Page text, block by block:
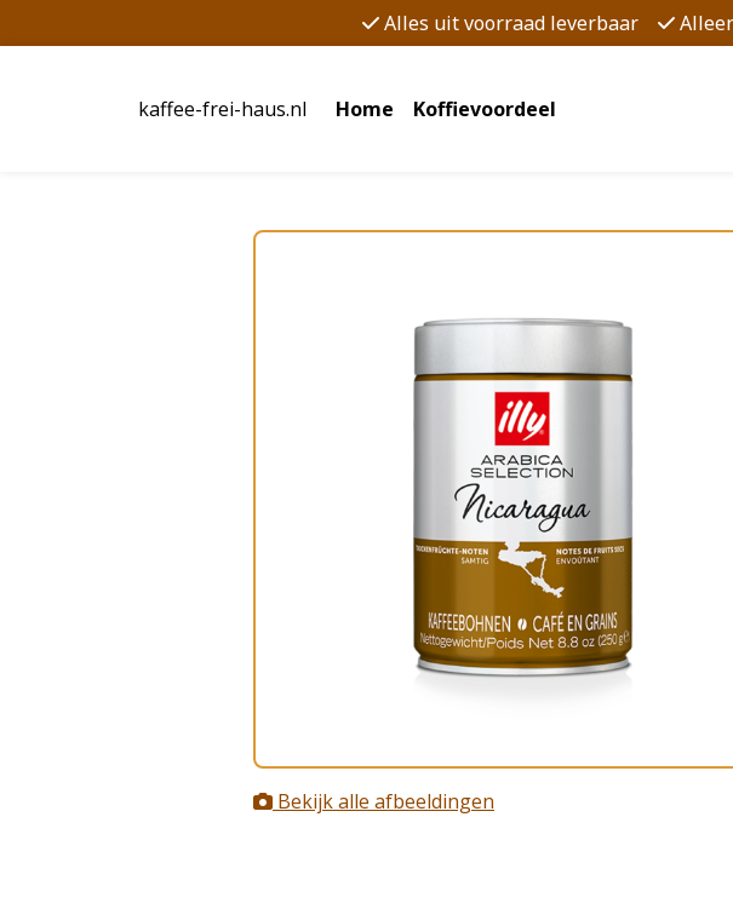
Alles uit voorraad leverbaar
kaffee-frei-haus.nl Home Koffievoordeel
Bekijk alle afbeeldingen